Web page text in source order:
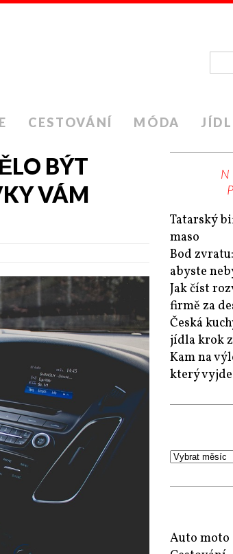
CESTOVÁNÍ MÓDA
BÝT
VÁM
Tatarský
maso
Bod
abyste
Jak číst
firmě za
Česká
jídla krok
Kam na
který vyjde
Auto moto